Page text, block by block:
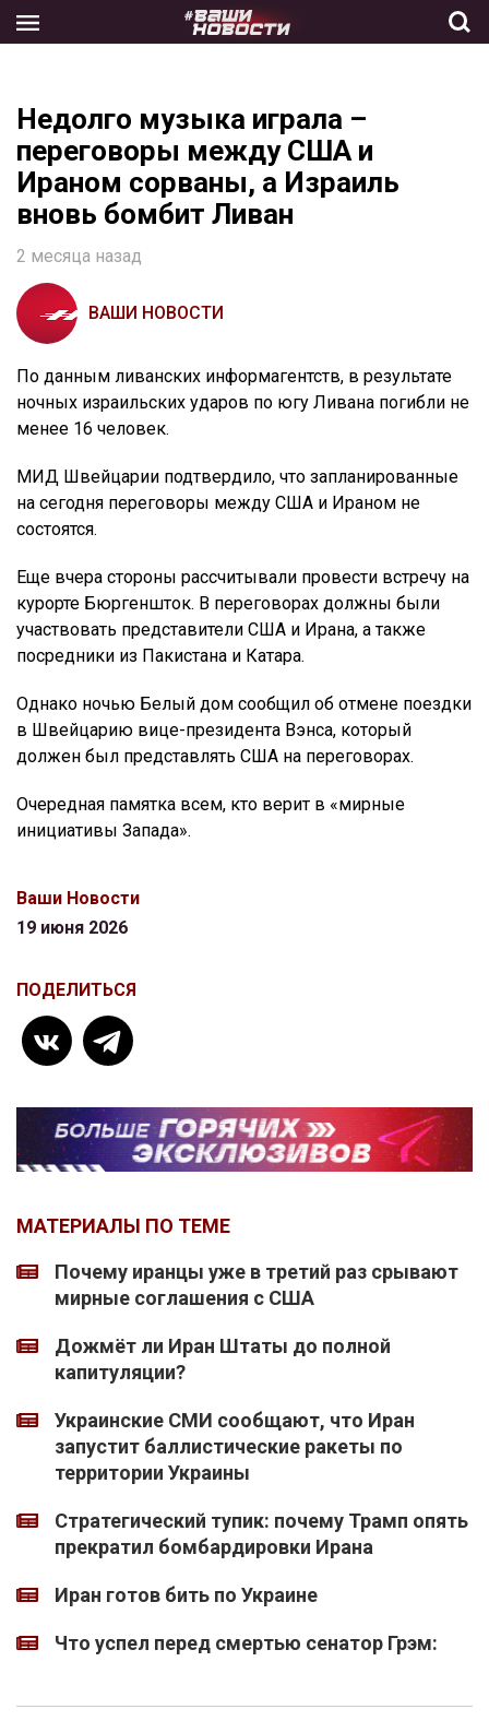
the
Недолго музыка играла –
переговоры между США и
Ираном сорваны, а Израиль
вновь бомбит Ливан
2 месяца назад
ВАШИ НОВОСТИ
По данным ливанских информагентств, в результате
ночных израильских ударов по югу Ливана погибли не
менее 16 человек.
МИД Швейцарии подтвердило, что запланированные
на сегодня переговоры между США и Ираном не
состоятся.
Еще вчера стороны рассчитывали провести встречу на
курорте Бюргеншток. В переговорах должны были
участвовать представители США и Ирана, а также
посредники из Пакистана и Катара.
Однако ночью Белый дом сообщил об отмене поездки
в Швейцарию вице-президента Вэнса, который
должен был представлять США на переговорах.
Очередная памятка всем, кто верит в «мирные
инициативы Запада».
Ваши Новости
19 июня 2026
ПОДЕЛИТЬСЯ
МАТЕРИАЛЫ ПО ТЕМЕ
Почему иранцы уже в третий раз срывают
мирные соглашения с США
Дожмёт ли Иран Штаты до полной
капитуляции?
Украинские СМИ сообщают, что Иран
запустит баллистические ракеты по
территории Украины
Стратегический тупик: почему Трамп опять
прекратил бомбардировки Ирана
Иран готов бить по Украине
Что успел перед смертью сенатор Грэм: